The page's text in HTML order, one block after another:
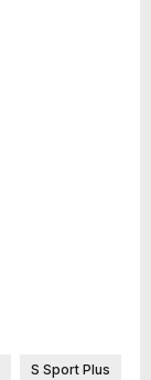
S Sport Plus